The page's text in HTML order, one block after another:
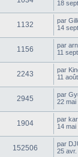
18
1132 par
14
1156 par
11
2243 par
11
2945 par
22 mai
1904 par
14
152506 par
25